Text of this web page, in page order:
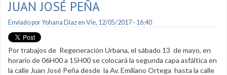
JUAN JOSÉ PEÑA
Enviado porYohana Diazen Vie, 12/05/2017 - 16:40
Por trabajos de Regeneración Urbana, el sábado 13 de mayo, en
horario de 06H00 a 15H00 se colocará la segunda capa asfáltica en
la calle Juan José Peña desde la Av. Emiliano Ortega hasta la calle